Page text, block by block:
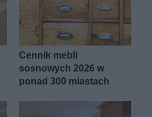
Cennik mebli
sosnowych 2026 w
ponad 300 miastach